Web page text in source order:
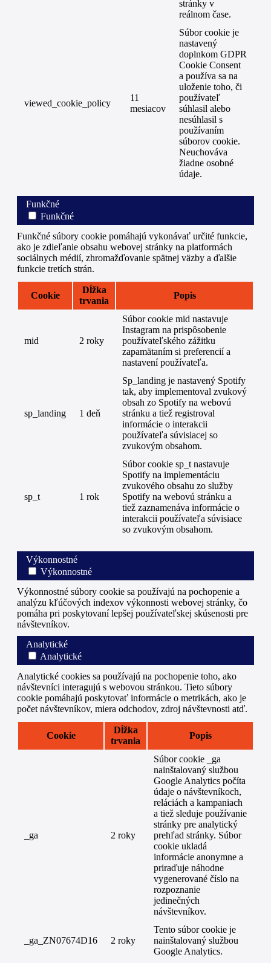
stránky v
reálnom čase.
viewed_cookie_policy
11
mesiacov
Súbor cookie je
nastavený
doplnkom GDPR
Cookie Consent
a používa sa na
uloženie toho, či
používateľ
súhlasil alebo
nesúhlasil s
používaním
súborov cookie.
Neuchováva
žiadne osobné
údaje.
Funkčné
Funkčné
Funkčné súbory cookie pomáhajú vykonávať určité funkcie,
ako je zdieľanie obsahu webovej stránky na platformách
sociálnych médií, zhromažďovanie spätnej väzby a ďalšie
funkcie tretích strán.
Cookie
Dĺžka
trvania
Popis
mid 2 roky
Súbor cookie mid nastavuje
Instagram na prispôsobenie
používateľského zážitku
zapamätaním si preferencií a
nastavení používateľa.
sp_landing 1 deň
Sp_landing je nastavený Spotify
tak, aby implementoval zvukový
obsah zo Spotify na webovú
stránku a tiež registroval
informácie o interakcii
používateľa súvisiacej so
zvukovým obsahom.
sp_t 1 rok
Súbor cookie sp_t nastavuje
Spotify na implementáciu
zvukového obsahu zo služby
Spotify na webovú stránku a
tiež zaznamenáva informácie o
interakcii používateľa súvisiace
so zvukovým obsahom.
Výkonnostné
Výkonnostné
Výkonnostné súbory cookie sa používajú na pochopenie a
analýzu kľúčových indexov výkonnosti webovej stránky, čo
pomáha pri poskytovaní lepšej používateľskej skúsenosti pre
návštevníkov.
Analytické
Analytické
Analytické cookies sa používajú na pochopenie toho, ako
návštevníci interagujú s webovou stránkou. Tieto súbory
cookie pomáhajú poskytovať informácie o metrikách, ako je
počet návštevníkov, miera odchodov, zdroj návštevnosti atď.
Cookie
Dĺžka
trvania
Popis
_ga 2 roky
Súbor cookie _ga
nainštalovaný službou
Google Analytics počíta
údaje o návštevníkoch,
reláciách a kampaniach
a tiež sleduje používanie
stránky pre analytický
prehľad stránky. Súbor
cookie ukladá
informácie anonymne a
priraďuje náhodne
vygenerované číslo na
rozpoznanie
jedinečných
návštevníkov.
_ga_ZN07674D16 2 roky
Tento súbor cookie je
nainštalovaný službou
Google Analytics.